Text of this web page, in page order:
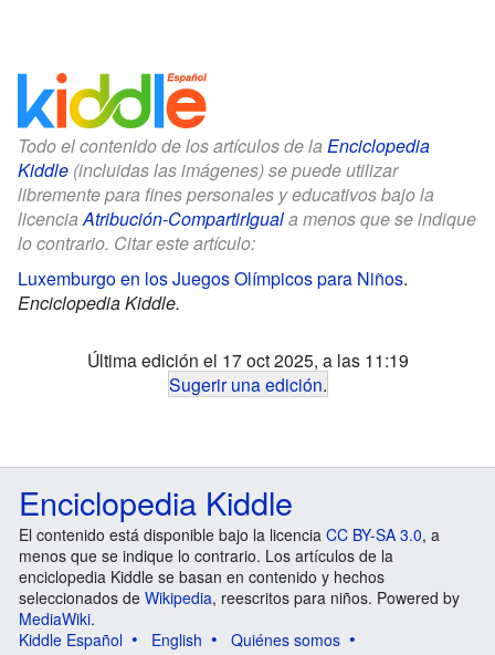
Todo el contenido de los artículos de la Enciclopedia
Kiddle (incluidas las imágenes) se puede utilizar
libremente para fines personales y educativos bajo la
licenciaAtribución-CompartirIguala menos que se indique
lo contrario. Citar este artículo:
Luxemburgo en los Juegos Olímpicos para Niños.
Enciclopedia Kiddle.
Última edición el 17 oct 2025, a las 11:19
Sugerir una edición.
Enciclopedia Kiddle
El contenido está disponible bajo la licencia CC BY-SA 3.0, a
menos que se indique lo contrario. Los artículos de la
enciclopedia Kiddle se basan en contenido y hechos
seleccionados de Wikipedia, reescritos para niños. Powered by
MediaWiki.
Kiddle Español
English
Quiénes somos